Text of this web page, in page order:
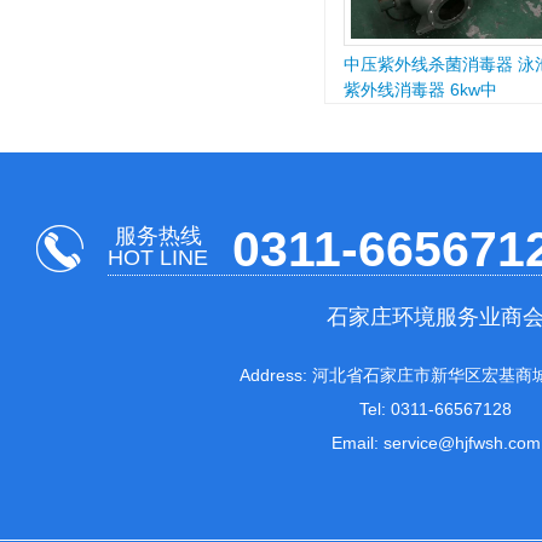
中压紫外线杀菌消毒器 泳
紫外线消毒器 6kw中
服务热线
HOT LINE
0311-
石家庄环境服务业商
Address: 河北省石家庄市新华区宏基商
Tel: 0311-66567128
Email: service@hjfwsh.com